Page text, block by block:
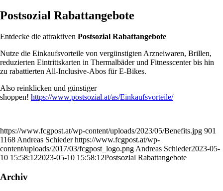
Postsozial Rabattangebote
Entdecke die attraktiven Postsozial Rabattangebote
Nutze die Einkaufsvorteile von vergünstigten Arzneiwaren, Brillen,
reduzierten Eintrittskarten in Thermalbäder und Fitnesscenter bis hin
zu rabattierten All-Inclusive-Abos für E-Bikes.
Also reinklicken und günstiger
shoppen! https://www.postsozial.at/as/Einkaufsvorteile/
https://www.fcgpost.at/wp-content/uploads/2023/05/Benefits.jpg 901
1168 Andreas Schieder https://www.fcgpost.at/wp-
content/uploads/2017/03/fcgpost_logo.png Andreas Schieder2023-05-
10 15:58:122023-05-10 15:58:12Postsozial Rabattangebote
Archiv